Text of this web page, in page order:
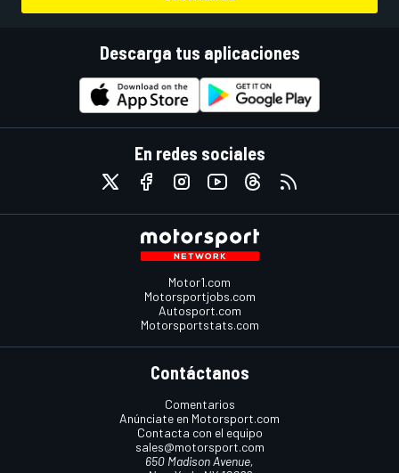
Descarga tus aplicaciones
En redes sociales
Motor1.com
Motorsportjobs.com
Autosport.com
Motorsportstats.com
Contáctanos
Comentarios
Anúnciate en Motorsport.com
Contacta con el equipo
sales@motorsport.com
650 Madison Avenue,